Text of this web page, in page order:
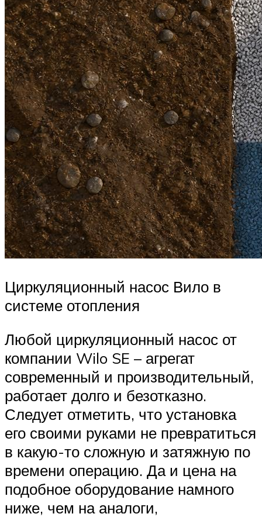
Циркуляционный насос Вило в
системе отопления
Любой циркуляционный насос от
компании Wilo SE – агрегат
современный и производительный,
работает долго и безотказно.
Следует отметить, что установка
его своими руками не превратиться
в какую-то сложную и затяжную по
времени операцию. Да и цена на
подобное оборудование намного
ниже, чем на аналоги,